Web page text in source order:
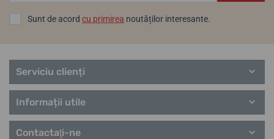
Sunt de acord cu primirea noutăților interesante.
Serviciu clienți
Informații utile
Contactaţi-ne